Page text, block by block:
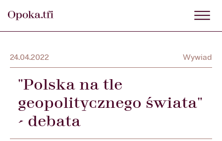
24.04.2022 Wywiad
"Polska na tle
geopolitycznego świata"
- debata